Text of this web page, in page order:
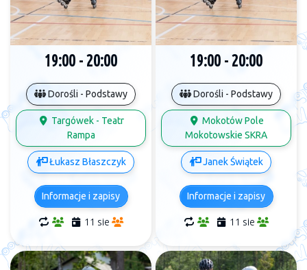
19:00 - 20:00
Dorośli - Podstawy
Targówek - Teatr
Rampa
Łukasz Błaszczyk
Informacje i zapisy
11 sie
19:00 - 20:00
Dorośli - Podstawy
Mokotów Pole
Mokotowskie SKRA
Janek Świątek
Informacje i zapisy
11 sie